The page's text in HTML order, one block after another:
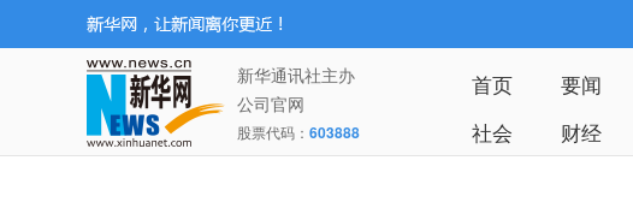
新华通讯社主办
公司官网
股票代码： 603888
首页 要闻
社会
财经